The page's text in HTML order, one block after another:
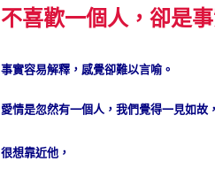
不喜歡一個人，卻是事
事實容易解釋，感覺卻難以言喻。
愛情是忽然有一個人，我們覺得一見如故，
很想靠近他，